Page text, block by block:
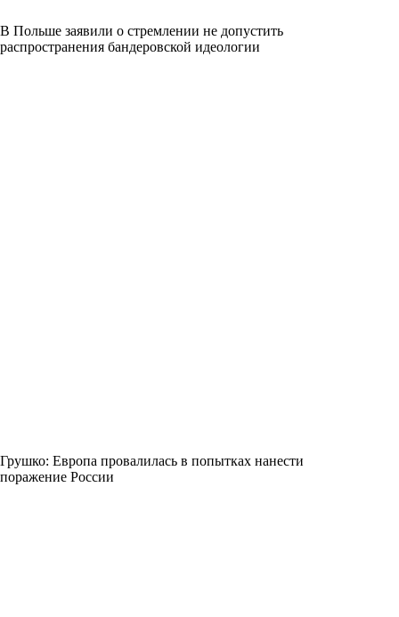
В Польше заявили о стремлении не допустить
распространения бандеровской идеологии
Грушко: Европа провалилась в попытках нанести
поражение России